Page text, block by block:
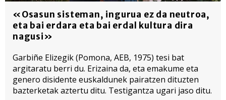
«Osasun sisteman, ingurua ez da neutroa,
eta bai erdara eta bai erdal kultura dira
nagusi»
Garbiñe Elizegik (Pomona, AEB, 1975) tesi bat
argitaratu berri du. Erizaina da, eta emakume eta
genero disidente euskaldunek pairatzen dituzten
bazterketak aztertu ditu. Testigantza ugari jaso ditu.